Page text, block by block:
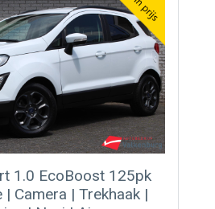
1.0 EcoBoost 125pk
Camera | Trekhaak |